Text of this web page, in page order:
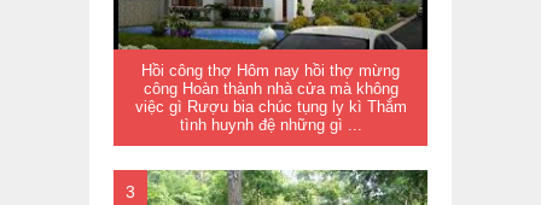
Hồi công thợ Hôm nay hồi thợ mừng
công Hoàn thành nhà cửa mà không
việc gì Rượu bia chúc tụng ly kì Thắm
tình huynh đệ những gì ...